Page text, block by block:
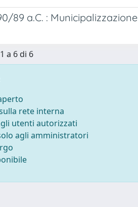
89 a.C. :
a 6 di 6
rete interna
utenti autorizzati
agli amministratori